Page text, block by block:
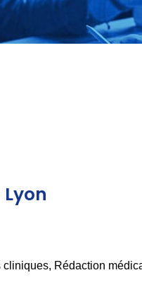
cliniques, Rédaction